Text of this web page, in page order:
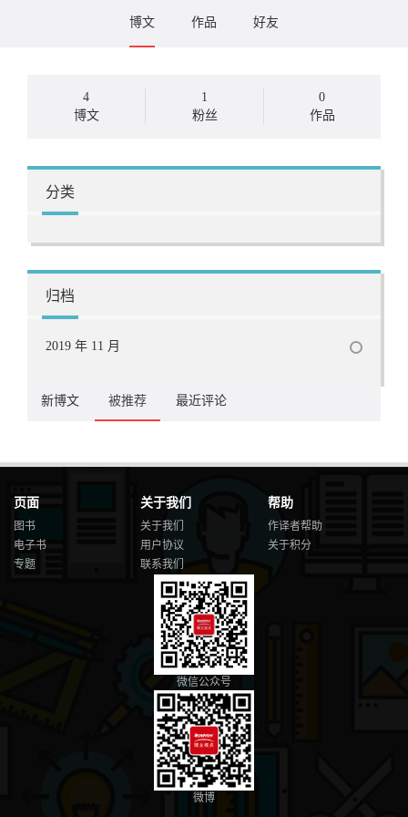
博文 作品 好友
4
博文
1
粉丝
0
作品
分类
归档
2019 年 11 月
新博文 被推荐 最近评论
页面
图书
电子书
专题
关于我们
关于我们
用户协议
联系我们
帮助
作译者帮助
关于积分
微信公众号
微博